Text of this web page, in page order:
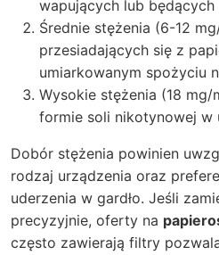
wapujących lub
Średnie stężenia (6-12
przesiadających się z
umiarkowanym spożyciu
Wysokie stężenia (18
formie soli nikotynowej w
Dobór stężenia powinien
rodzaj urządzenia oraz
uderzenia w gardło. Jeśli
precyzyjnie, oferty na
często zawierają filtry